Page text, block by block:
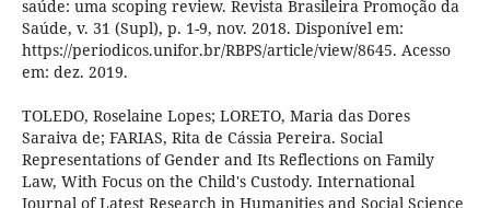
saúde: uma scoping review. Revista Brasileira Promoção da
Saúde, v. 31 (Supl), p. 1-9, nov. 2018. Disponível em:
https://periodicos.unifor.br/RBPS/article/view/8645. Acesso
em: dez. 2019.
TOLEDO, Roselaine Lopes; LORETO, Maria das Dores
Saraiva de; FARIAS, Rita de Cássia Pereira. Social
Representations of Gender and Its Reflections on Family
Law, With Focus on the Child's Custody. International
Journal of Latest Research in Humanities and Social Science